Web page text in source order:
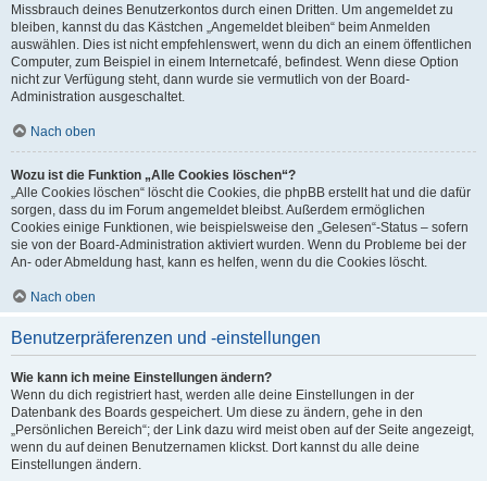
Missbrauch deines Benutzerkontos durch einen Dritten. Um angemeldet zu
bleiben, kannst du das Kästchen „Angemeldet bleiben“ beim Anmelden
auswählen. Dies ist nicht empfehlenswert, wenn du dich an einem öffentlichen
Computer, zum Beispiel in einem Internetcafé, befindest. Wenn diese Option
nicht zur Verfügung steht, dann wurde sie vermutlich von der Board-
Administration ausgeschaltet.
Nach oben
Wozu ist die Funktion „Alle Cookies löschen“?
„Alle Cookies löschen“ löscht die Cookies, die phpBB erstellt hat und die dafür
sorgen, dass du im Forum angemeldet bleibst. Außerdem ermöglichen
Cookies einige Funktionen, wie beispielsweise den „Gelesen“-Status – sofern
sie von der Board-Administration aktiviert wurden. Wenn du Probleme bei der
An- oder Abmeldung hast, kann es helfen, wenn du die Cookies löscht.
Nach oben
Benutzerpräferenzen und -einstellungen
Wie kann ich meine Einstellungen ändern?
Wenn du dich registriert hast, werden alle deine Einstellungen in der
Datenbank des Boards gespeichert. Um diese zu ändern, gehe in den
„Persönlichen Bereich“; der Link dazu wird meist oben auf der Seite angezeigt,
wenn du auf deinen Benutzernamen klickst. Dort kannst du alle deine
Einstellungen ändern.